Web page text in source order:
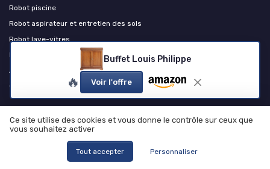
Buffet Louis Philippe
🔥 Voir l'offre
Robot piscine
Robot aspirateur et entretien des sols
Robot lave-vitres
Robot de cuisine
Autres produits et accessoires
Chauffage et confort thermique
Les plus lus
Comprendre et résoudre les codes d'erreur de votre lave-linge Valberg
Comment réinitialiser votre machine à café Krups à grain EA81
Ce site utilise des cookies et vous donne le contrôle sur ceux que
vous souhaitez activer
Tout accepter Personnaliser